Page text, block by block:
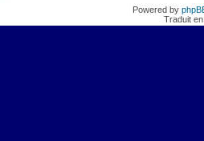
Powered by
Traduit